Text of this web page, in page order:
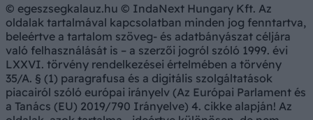
© egeszsegkalauz.hu © IndaNext Hungary Kft. Az
oldalak tartalmával kapcsolatban minden jog fenntartva,
beleértve a tartalom szöveg- és adatbányászat céljára
való felhasználását is – a szerzői jogról szóló 1999. évi
LXXVI. törvény rendelkezései értelmében a törvény
35/A. § (1) paragrafusa és a digitális szolgáltatások
piacairól szóló európai irányelv (Az Európai Parlament és
a Tanács (EU) 2019/790 Irányelve) 4. cikke alapján! Az